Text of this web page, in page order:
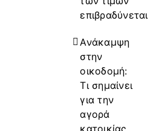
επιβραδύνεται
Ανάκαμψη
στην
οικοδομή:
Τι σημαίνει
για την
αγορά
κατοικίας